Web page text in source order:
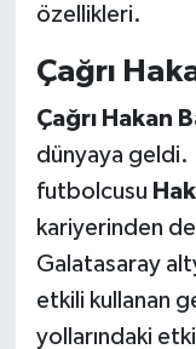
özellikleri.
Çağrı
Çağrı Hakan
dünyaya geldi.
futbolcusu
kariyerinden
Galatasaray
etkili kullanan
yollarındaki